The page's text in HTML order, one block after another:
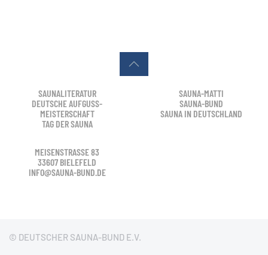
SAUNALITERATUR
DEUTSCHE AUFGUSS-
MEISTERSCHAFT
TAG DER SAUNA
SAUNA-MATTI
SAUNA-BUND
SAUNA IN DEUTSCHLAND
MEISENSTRASSE 83
33607 BIELEFELD
INFO@SAUNA-BUND.DE
© DEUTSCHER SAUNA-BUND E.V.